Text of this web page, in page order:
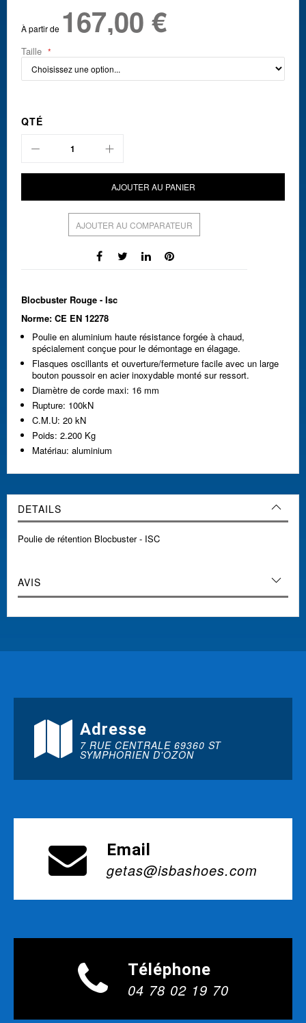
À partir de 167,00 €
Taille
QTÉ
AJOUTER AU PANIER
AJOUTER AU COMPARATEUR
Blocbuster Rouge - Isc
Norme: CE EN 12278
Poulie en aluminium haute résistance forgée à chaud,
spécialement conçue pour le démontage en élagage.
Flasques oscillants et ouverture/fermeture facile avec un large
bouton poussoir en acier inoxydable monté sur ressort.
Diamètre de corde maxi: 16 mm
Rupture: 100kN
C.M.U: 20 kN
Poids: 2.200 Kg
Matériau: aluminium
DETAILS
Poulie de rétention Blocbuster - ISC
AVIS
Adresse
7 RUE CENTRALE 69360 ST
SYMPHORIEN D'OZON
Email
getas@isbashoes.com
Téléphone
04 78 02 19 70